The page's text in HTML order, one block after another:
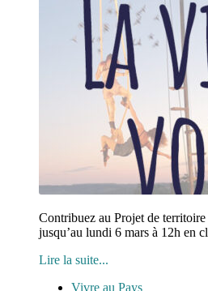
Contribuez au Projet de
jusqu’au lundi 6 mars à 12h en
Lire la suite...
Vivre au Pays